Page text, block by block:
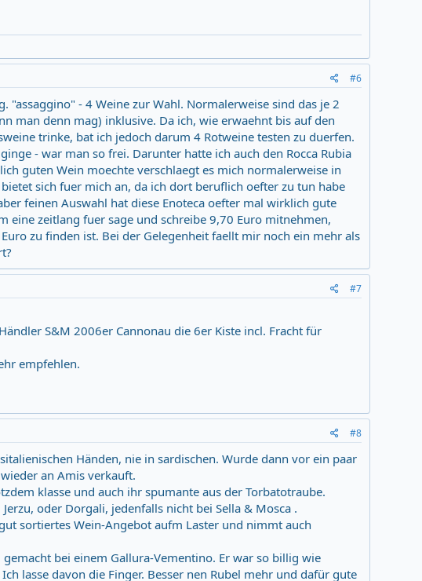
#6
"assaggino" - 4 Weine zur Wahl. Normalerweise sind das je 2
man denn mag) inklusive. Da ich, wie erwaehnt bis auf den
trinke, bat ich jedoch darum 4 Rotweine testen zu duerfen.
- war man so frei. Darunter hatte ich auch den Rocca Rubia
guten Wein moechte verschlaegt es mich normalerweise in
sich fuer mich an, da ich dort beruflich oefter zu tun habe
feinen Auswahl hat diese Enoteca oefter mal wirklich gute
eine zeitlang fuer sage und schreibe 9,70 Euro mitnehmen,
zu finden ist. Bei der Gelegenheit faellt mir noch ein mehr als
#7
S&M 2006er Cannonau die 6er Kiste incl. Fracht für
empfehlen.
#8
Händen, nie in sardischen. Wurde dann vor ein paar
an Amis verkauft.
klasse und auch ihr spumante aus der Torbatotraube.
oder Dorgali, jedenfalls nicht bei Sella & Mosca .
sortiertes Wein-Angebot aufm Laster und nimmt auch
bei einem Gallura-Vementino. Er war so billig wie
lasse davon die Finger. Besser nen Rubel mehr und dafür gute